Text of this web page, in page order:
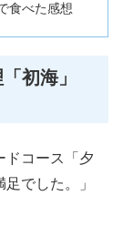
食べた感想
初海」
ドコース「夕
でした。」